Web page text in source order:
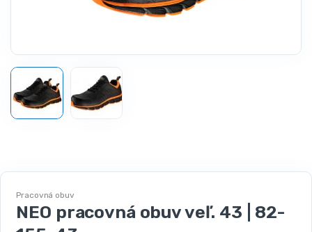
Pracovná obuv
NEO pracovná obuv veľ. 43 | 82-